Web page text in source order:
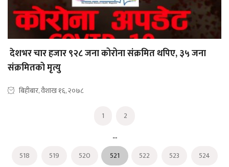
देशभर चार हजार ९२८ जना कोरोना संक्रमित थपिए, ३५ जना
संक्रमितको मृत्यु
बिहीबार, वैशाख १६, २०७८
1 2
...
518 519 520 521 522 523 524